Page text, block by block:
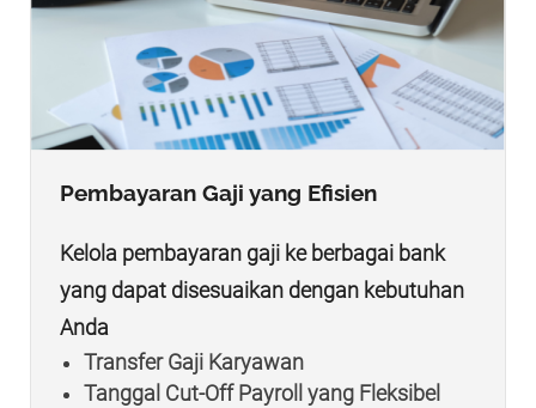
Pembayaran Gaji yang Efisien
Kelola pembayaran gaji ke berbagai bank
yang dapat disesuaikan dengan kebutuhan
Anda
Transfer Gaji Karyawan
Tanggal Cut-Off Payroll yang Fleksibel